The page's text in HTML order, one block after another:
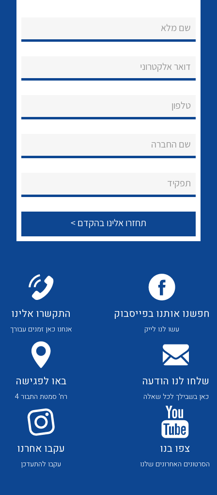
נקודות מכירה
About Ateka Ltd.
צור קשר
לכל מוצרי היצרן
לכל מוצרי היצרן לכל מוצרי היצרן
לכל מוצרי היצרן לכל מוצרי היצרן
לכל מוצרי היצרן לכל מוצרי היצרן
שם מלא
דואר אלקטרוני
טלפון
שם החברה
תפקיד
חפשנו אותנו בפייסבוק
עשו לנו לייק
התקשרו אלינו
אנחנו כאן זמנים עבורך
שלחו לנו הודעה
כאן בשבילך לכל שאלה
באו לפגישה
רח' סמטת התבור 4
צפו בנו
הסרטונים האחרונים שלנו
עקבו אחרנו
עקבו להתעדכן